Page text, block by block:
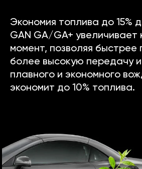
Экономия топлива до 15%
GAN GA/GA+ увеличивает
момент, позволяя быстрее
более высокую передачу
плавного и экономного
экономит до 10% топлива.